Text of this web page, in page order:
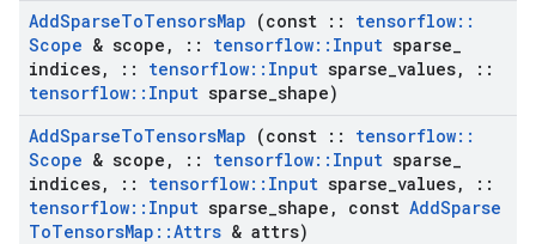
AddSparseToTensorsMap (const :: tensorflow::
Scope & scope , :: tensorflow:: Input sparse
indices, :: tensorflow:: Input sparse values,
::
tensorflow:: Input sparse shape)
AddSparseToTensorsMap (const :: tensorflow::
Scope & scope , :: tensorflow:: Input sparse
indices, :: tensorflow:: Input sparse values,
::
tensorflow:: Input sparse shape , const AddSparse
ToTensorsMap ::Attrs & attrs)